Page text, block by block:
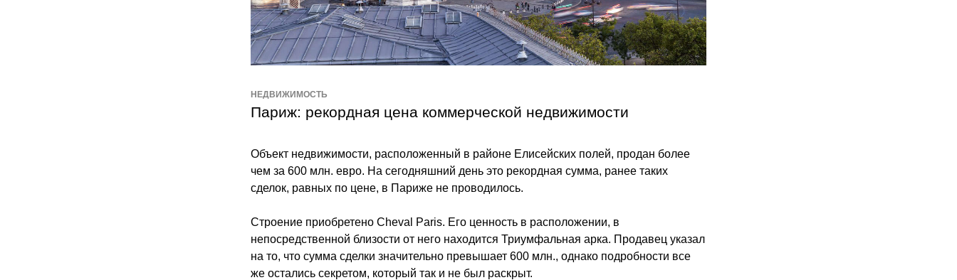
НЕДВИЖИМОСТЬ
Париж: рекордная цена коммерческой недвижимости
Объект недвижимости, расположенный в районе Елисейских полей, продан более
чем за 600 млн. евро. На сегодняшний день это рекордная сумма, ранее таких
сделок, равных по цене, в Париже не проводилось.
Строение приобретено Cheval Paris. Его ценность в расположении, в
непосредственной близости от него находится Триумфальная арка. Продавец указал
на то, что сумма сделки значительно превышает 600 млн., однако подробности все
же остались секретом, который так и не был раскрыт.